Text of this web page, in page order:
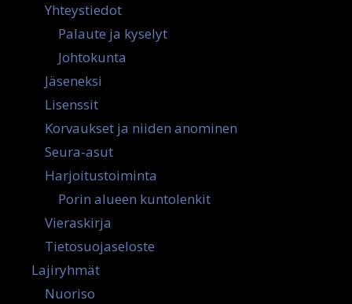
Yhteystiedot
Palaute ja kyselyt
Johtokunta
Jäseneksi
Lisenssit
Korvaukset ja niiden anominen
Seura-asut
Harjoitustoiminta
Porin alueen kuntolenkit
Vieraskirja
Tietosuojaseloste
Lajiryhmät
Nuoriso